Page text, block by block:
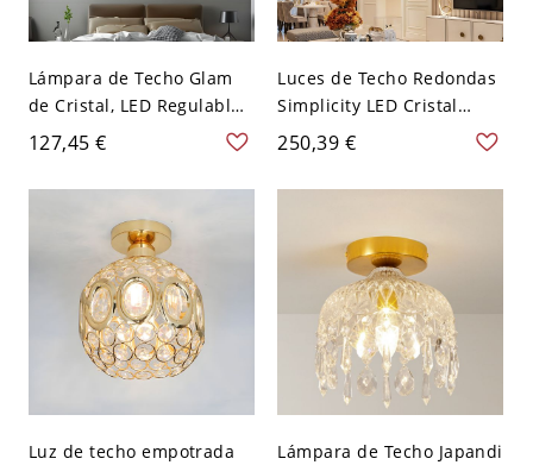
Lámpara de Techo Glam
de Cristal, LED Regulable
con Detalles en Champán
para Dormitorio - Flor de
ciruelo 110 A 120 V Tercer
127,45 €
Luces de Techo Redondas
Simplicity LED Cristal
Montaje Empotrado - 110
A 120 V 50,8 cm
250,39 €
Luz de techo empotrada
Lámpara de Techo Japandi